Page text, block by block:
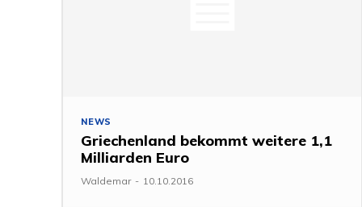
NEWS
Griechenland bekommt weitere 1,1
Milliarden Euro
Waldemar - 10.10.2016